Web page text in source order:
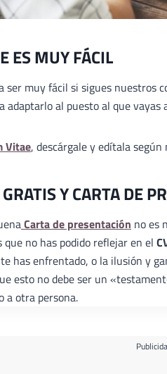
ES MUY FÁCIL
ser muy fácil si sigues nuestros
adaptarlo al puesto al que vayas
Vitae, descárgale y edítala según
Y CARTA DE
Carta de presentación no es
no has podido reflejar en el
has enfrentado, o la ilusión y
esto no debe ser un
a otra persona.